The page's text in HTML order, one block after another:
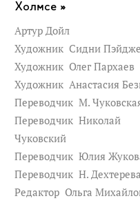
Холмсе »
Артур Дойл
Художник Сидни
Художник Олег Пархаев
Художник Анастасия
Переводчик М.
Переводчик Николай
Чуковский
Переводчик Юлия
Переводчик Н. Дехтерева
Редактор Ольга